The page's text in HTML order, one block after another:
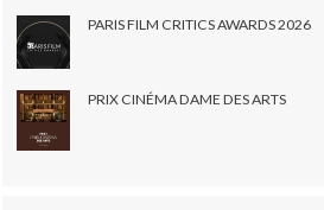
PARIS FILM CRITICS AWARDS 2026
PRIX CINÉMA DAME DES ARTS